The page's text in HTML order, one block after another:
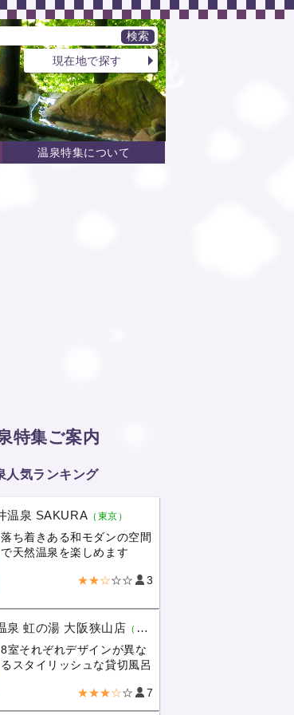
温泉特集について
現在地で探す
特集ご案内
人気ランキング
温泉 SAKURA （東京）
落ち着きある和モダンの空間
で天然温泉を楽しめます
★★☆☆☆ 3
泉 虹の湯 大阪狭山店 （大阪）
8室それぞれデザインが異な
るスタイリッシュな貸切風呂
★★★☆☆ 7